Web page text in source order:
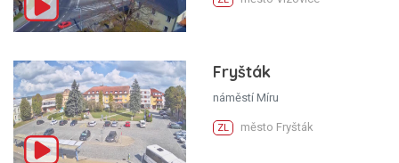
Fryšták
náměstí Míru
ZL město Fryšták